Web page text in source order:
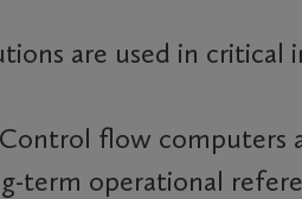
are used in critical
Control flow computers
term operational